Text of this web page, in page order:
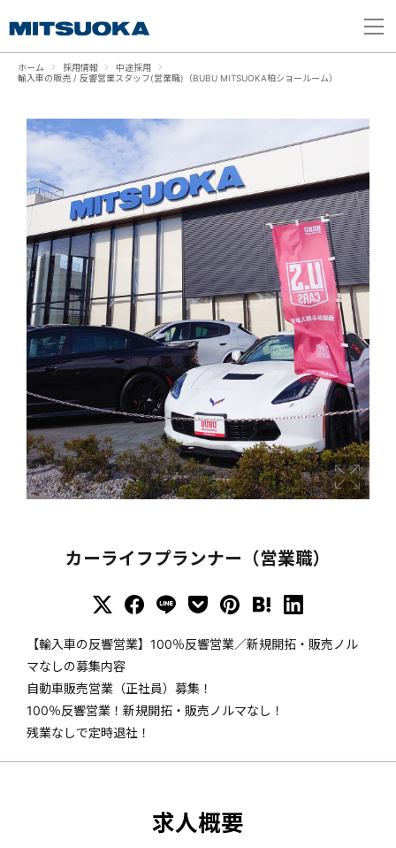
ホーム 採用情報
中途採用
輸入車の販売 / 反響営業スタッフ(営業職)（BUBU MITSUOKA柏ショールーム）
カーライフプランナー（営業職）
【輸入車の反響営業】100％反響営業／新規開拓・販売ノル
マなしの募集内容
自動車販売営業（正社員）募集！
100％反響営業！新規開拓・販売ノルマなし！
残業なしで定時退社！
求人概要